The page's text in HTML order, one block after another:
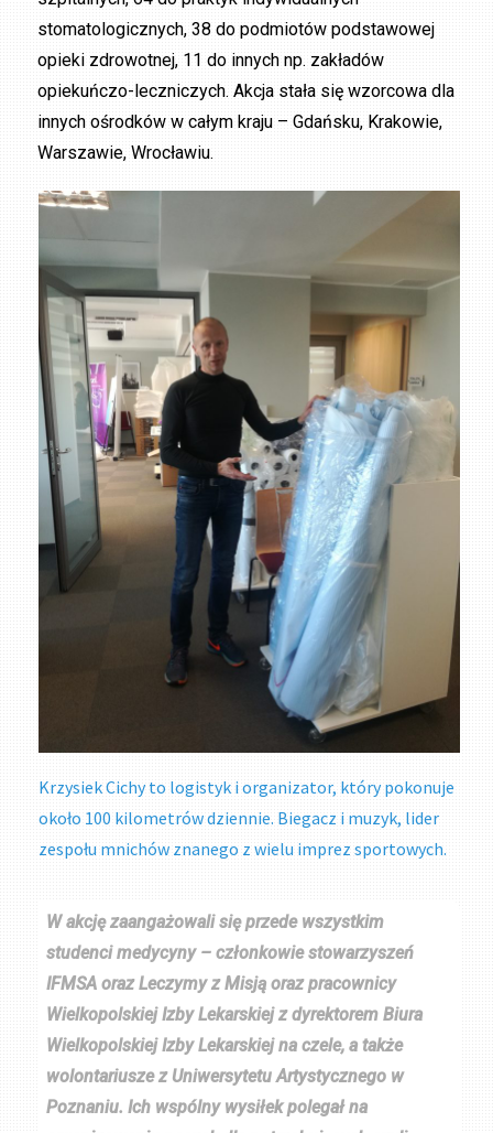
stomatologicznych, 38 do podmiotów podstawowej
opieki zdrowotnej, 11 do innych np. zakładów
opiekuńczo-leczniczych. Akcja stała się wzorcowa dla
innych ośrodków w całym kraju – Gdańsku, Krakowie,
Warszawie, Wrocławiu.
Krzysiek Cichy to logistyk i organizator, który pokonuje
około 100 kilometrów dziennie. Biegacz i muzyk, lider
zespołu mnichów znanego z wielu imprez sportowych.
W akcję zaangażowali się przede wszystkim
studenci medycyny – członkowie stowarzyszeń
IFMSA oraz Leczymy z Misją oraz pracownicy
Wielkopolskiej Izby Lekarskiej z dyrektorem Biura
Wielkopolskiej Izby Lekarskiej na czele, a także
wolontariusze z Uniwersytetu Artystycznego w
Poznaniu. Ich wspólny wysiłek polegał na